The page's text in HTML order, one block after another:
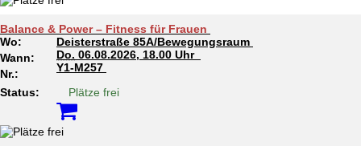
Balance & Power – Fitness für Frauen
Wo:
Deisterstraße 85A/Bewegungsraum
Wann:
Do. 06.08.2026, 18.00 Uhr
Nr.:
Y1-M257
Status:
Plätze frei